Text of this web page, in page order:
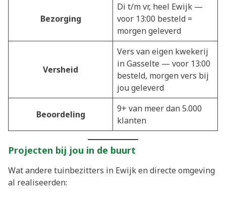
Bezorging
Di t/m vr, heel Ewijk —
voor 13:00 besteld =
morgen geleverd
Versheid
Vers van eigen kwekerij
in Gasselte — voor 13:00
besteld, morgen vers bij
jou geleverd
Beoordeling
9+ van meer dan 5.000
klanten
Projecten bij jou in de buurt
Wat andere tuinbezitters in Ewijk en directe omgeving
al realiseerden: